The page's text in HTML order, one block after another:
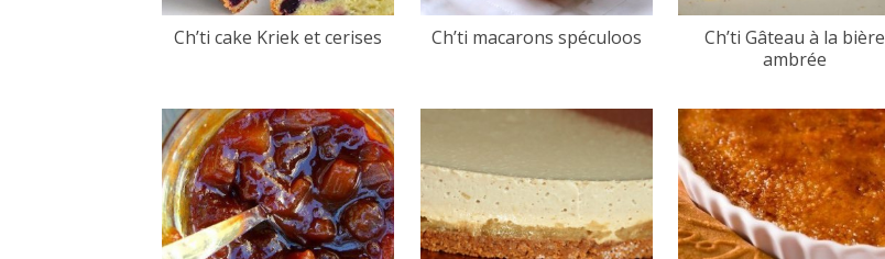
Ch’ti cake Kriek et cerises Ch’ti macarons spéculoos
Ch’ti Gâteau à la bière
ambrée